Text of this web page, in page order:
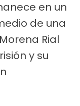
en un
de una
Rial
y su